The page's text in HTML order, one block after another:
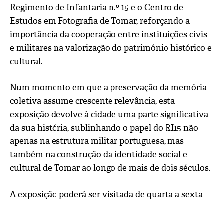
Regimento de Infantaria n.º 15 e o Centro de
Estudos em Fotografia de Tomar, reforçando a
importância da cooperação entre instituições civis
e militares na valorização do património histórico e
cultural.
Num momento em que a preservação da memória
coletiva assume crescente relevância, esta
exposição devolve à cidade uma parte significativa
da sua história, sublinhando o papel do RI15 não
apenas na estrutura militar portuguesa, mas
também na construção da identidade social e
cultural de Tomar ao longo de mais de dois séculos.
A exposição poderá ser visitada de quarta a sexta-